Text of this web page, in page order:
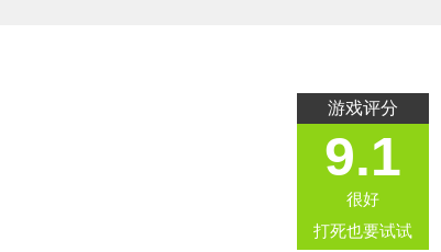
游戏评分
9.1
很好
打死也要试试